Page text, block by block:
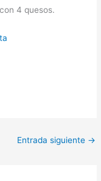
4 quesos.
Entrada siguiente →